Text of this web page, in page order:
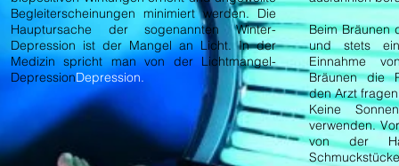
Begleiterscheinungen minimiert werden. Die
Hauptursache der sogenannten Winter-
Depression ist der Mangel an Licht. In der
Medizin spricht man von der Lichtmangel-
DepressionDepression.
Beim Bräunen
und stets
Einnahme
Bräunen die
den Arzt
Keine
verwenden.
von der